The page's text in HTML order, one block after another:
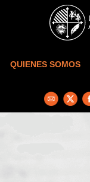
Skip to main content
QUIENES SOMOS